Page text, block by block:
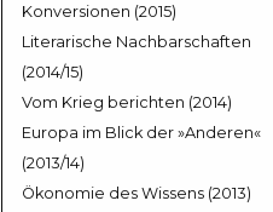
Konversionen (2015)
Literarische Nachbarschaften
(2014/15)
Vom Krieg berichten (2014)
Europa im Blick der »Anderen«
(2013/14)
Ökonomie des Wissens (2013)